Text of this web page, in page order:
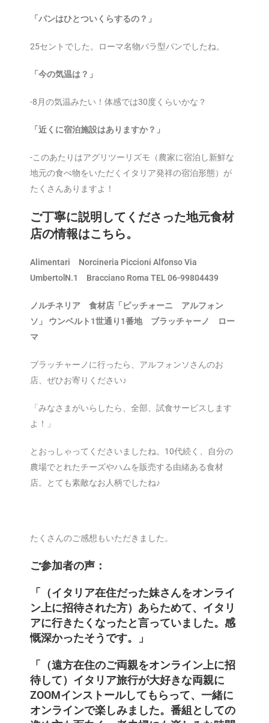
「パンはひとついくらするの？」
25セントでした。ローマ名物バラ型パンでしたね。
「今の気温は？」
-8月の気温みたい！体感では30度くらいかな？
「近くに宿泊施設はありますか？」
-このあたりはアグリツーリズモ（農家に宿泊し新鮮な
地元の食べ物をいただくイタリア発祥の宿泊形態）が
たくさんありますよ！
ご丁寧に説明してくださった地元食材
店の情報はこちら。
Alimentari Norcineria Piccioni Alfonso Via
UmbertoⅠN.1 Bracciano Roma TEL 06-99804439
ノルチネリア 食材店「ピッチォーニ アルフォン
ソ」 ウンベルト1世通り1番地 ブラッチャーノ ロー
マ
ブラッチャーノに行ったら、アルフォンソさんのお
店、ぜひお寄りください♪
「みなさまがいらしたら、全部、試食サービスします
よ！」
とおっしゃってくださいましたね。10代続く、自分の
農場でとれたチーズやハムを販売する由緒ある食材
店。とても素敵なお人柄でしたね♪
たくさんのご感想もいただきました。
ご参加者の声：
「（イタリア在住だった妹さんをオンライ
ン上に招待された方）あらためて、イタリ
アに行きたくなったと言っていました。感
慨深かったそうです。」
「（遠方在住のご両親をオンライン上に招
待して）イタリア旅行が大好きな両親に
ZOOMインストールしてもらって、一緒に
オンラインで楽しみました。番組としての